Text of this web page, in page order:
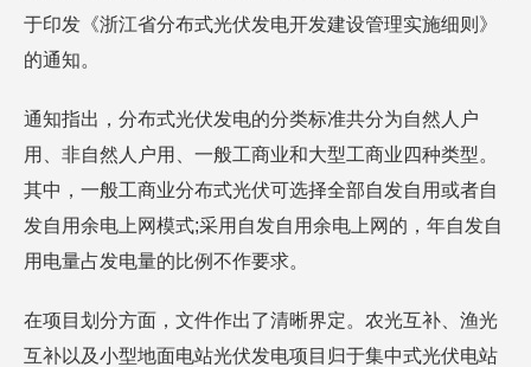
于印发《浙江省分布式光伏发电开发建设管理实施细则》
的通知。
通知指出，分布式光伏发电的分类标准共分为自然人户
用、非自然人户用、一般工商业和大型工商业四种类型。
其中，一般工商业分布式光伏可选择全部自发自用或者自
发自用余电上网模式;采用自发自用余电上网的，年自发自
用电量占发电量的比例不作要求。
在项目划分方面，文件作出了清晰界定。农光互补、渔光
互补以及小型地面电站光伏发电项目归于集中式光伏电站